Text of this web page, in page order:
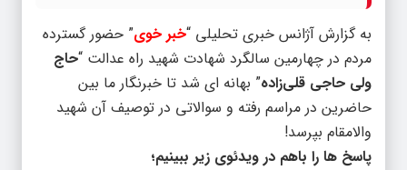
به گزارش آژانس خبری تحلیلی “خبر خوی” حضور گسترده
مردم در چهارمین سالگرد شهادت شهید راه عدالت “حاج
ولی حاجی قلی‌زاده” بهانه ای شد تا خبرنگار ما بین
حاضرین در مراسم رفته و سوالاتی در توصیف آن شهید
والامقام بپرسد!
پاسخ ها را باهم در ویدئوی زیر ببینیم؛